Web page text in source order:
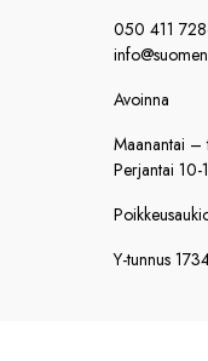
050 411
Avoinna
Maanantai –
Perjantai 10-
Y-tunnus